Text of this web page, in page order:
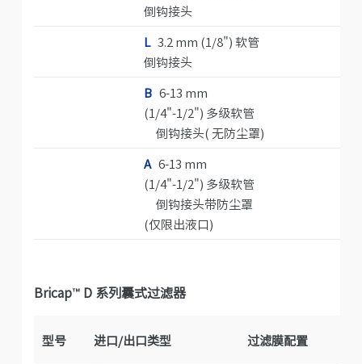
倒钩接头
L3.2 mm (1/8") 软管
倒钩接头
B6-13 mm
(1/4"-1/2") 多级软管
倒钩接头( 无防尘罩)
A6-13 mm
(1/4"-1/2") 多级软管
倒钩接头带防尘罩
(仅限出液口)
Bricap™ D 系列囊式过滤器
型号 进口/出口类型 过滤膜配置